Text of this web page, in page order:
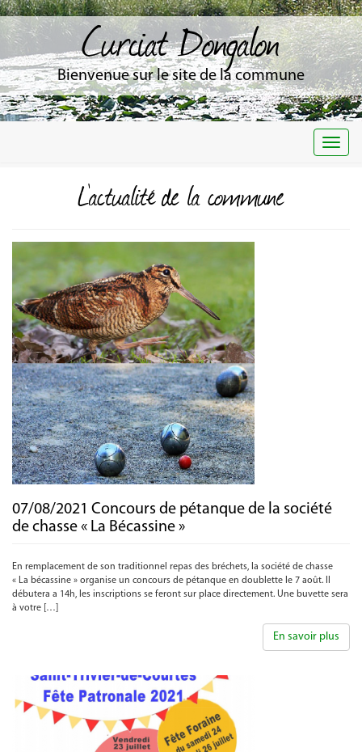
Curciat Dongalon
Bienvenue sur le site de la commune
L'actualité de la commune
07/08/2021 Concours de pétanque de la société
de chasse « La Bécassine »
En remplacement de son traditionnel repas des bréchets, la société de chasse
« La bécassine » organise un concours de pétanque en doublette le 7 août. Il
débutera a 14h, les inscriptions se feront sur place directement. Une buvette sera
à votre […]
En savoir plus